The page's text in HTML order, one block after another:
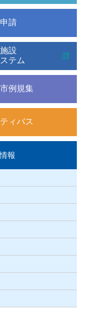
請
設
テム
例規集
ィバス
報